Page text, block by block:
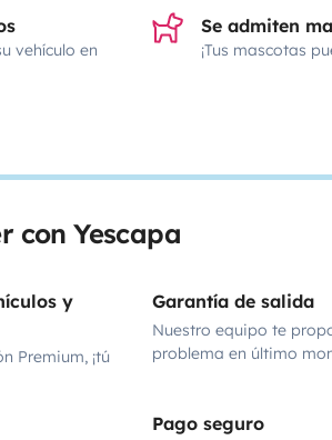
vehículo en
Se admiten
¡Tus mascotas
con Yescapa
y
Premium, ¡tú
Garantía de salida
Nuestro equipo te
problema en último
Pago seguro